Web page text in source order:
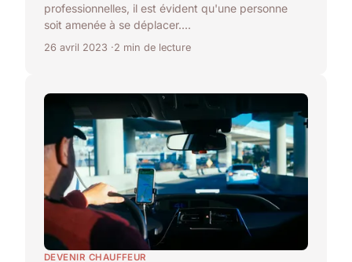
professionnelles, il est évident qu'une personne
soit amenée à se déplacer....
26 avril 2023 2 min de lecture
DEVENIR CHAUFFEUR